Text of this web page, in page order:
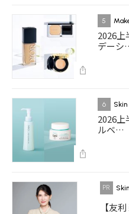
5
2026
デーシ
6
2026上
ルベ…
【友